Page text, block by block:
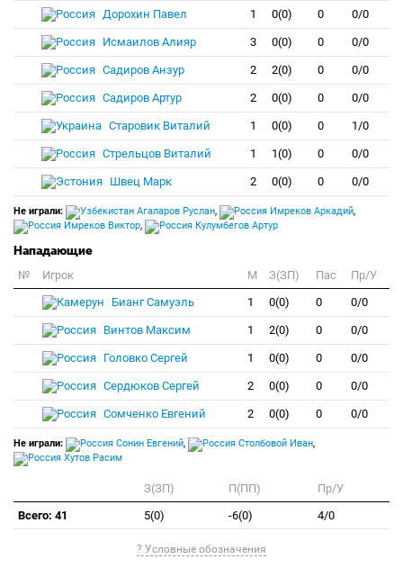
Дорохин Павел 1 0(0) 0 0/0
Исмаилов Алияр 3 0(0) 0 0/0
Садиров Анзур 2 2(0) 0 0/0
Садиров Артур 2 0(0) 0 0/0
Старовик Виталий 1 0(0) 0 1/0
Стрельцов Виталий 1 1(0) 0 0/0
Швец Марк 2 0(0) 0 0/0
Не играли: Агаларов Руслан, Имреков Аркадий,
Имреков Виктор, Кулумбегов Артур
Нападающие
№ Игрок M З(ЗП) Пас
Пр/У
Бианг Самуэль
1 0(0) 0 0/0
Винтов Максим 1 2(0) 0 0/0
Головко Сергей 1 0(0) 0 0/0
Сердюков Сергей 2 0(0) 0 0/0
Сомченко Евгений 2 0(0) 0 0/0
Не играли: Сонин Евгений, Столбовой Иван,
Хутов Расим
З(ЗП) П(ПП)
Пр/У
Всего: 41
5(0) -6(0) 4/0
? Условные обозначения